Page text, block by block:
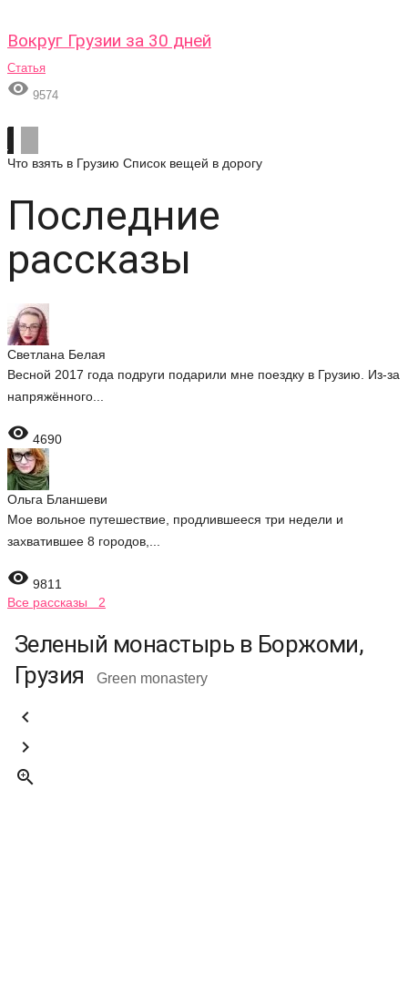
Вокруг Грузии за 30 дней
Статья
 9574
Что взять в Грузию Список вещей в дорогу
Последние
рассказы
Светлана Белая
Весной 2017 года подруги подарили мне поездку в Грузию. Из-за
напряжённого...
 4690
Ольга Бланшеви
Мое вольное путешествие, продлившееся три недели и
захватившее 8 городов,...
 9811
Все рассказы 2
Зеленый монастырь в Боржоми,
Грузия
Green monastery


